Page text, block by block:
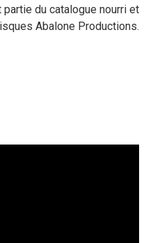
du catalogue nourri et
Abalone Productions.